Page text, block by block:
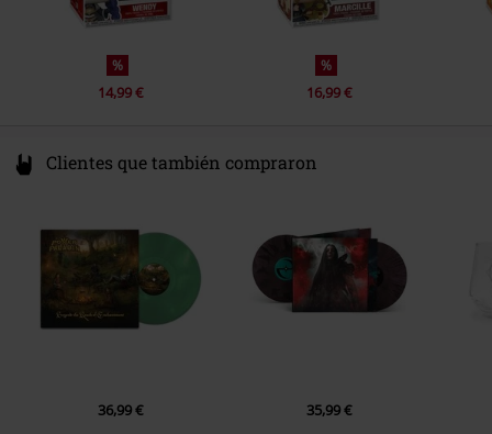
%
14,99 €
%
16,99 €
Clientes que también compraron
36,99 € 35,99 €